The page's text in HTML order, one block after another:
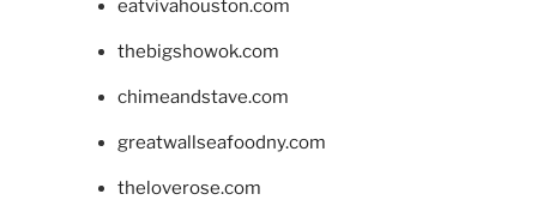
eatvivahouston.com
thebigshowok.com
chimeandstave.com
greatwallseafoodny.com
theloverose.com